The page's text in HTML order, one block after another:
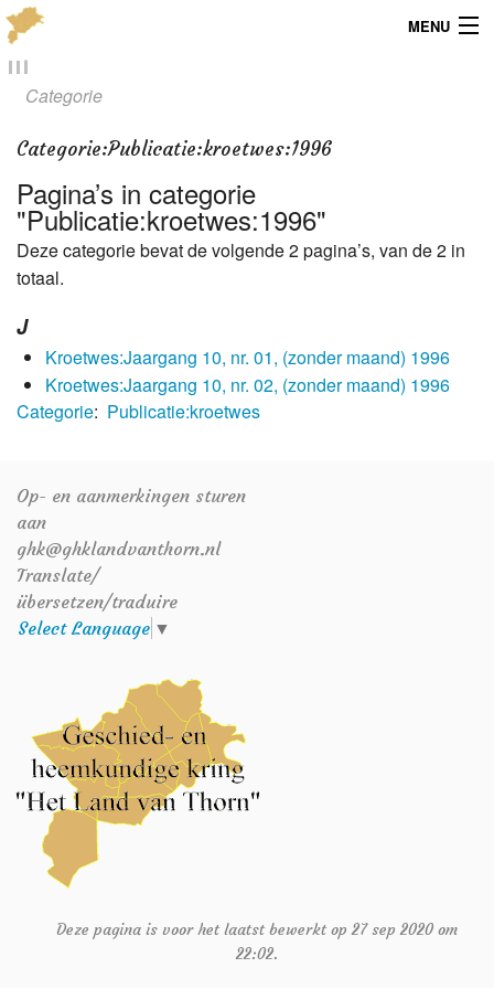
MENU
Menu
Locaties
Kaarten
Overig
Verenigingsinfo
Categorie
Categorie:Publicatie:kroetwes:1996
Pagina’s in categorie
"Publicatie:kroetwes:1996"
Deze categorie bevat de volgende 2 pagina’s, van de 2 in
totaal.
J
Kroetwes:Jaargang 10, nr. 01, (zonder maand) 1996
Kroetwes:Jaargang 10, nr. 02, (zonder maand) 1996
Categorie: Publicatie:kroetwes
Op- en aanmerkingen sturen
aan
ghk@ghklandvanthorn.nl
Translate/
übersetzen/traduire
Select Language ▼
Deze pagina is voor het laatst bewerkt op 27 sep 2020 om
22:02.